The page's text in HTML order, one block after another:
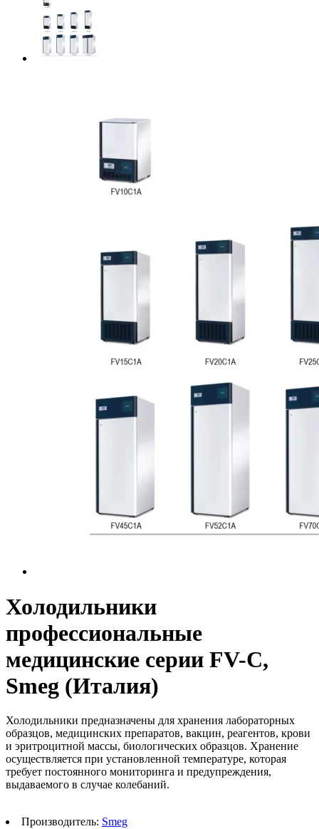
Холодильники
профессиональные
медицинские серии FV-C,
Smeg (Италия)
Холодильники предназначены для хранения лабораторных
образцов, медицинских препаратов, вакцин, реагентов, крови
и эритроцитной массы, биологических образцов. Хранение
осуществляется при установленной температуре, которая
требует постоянного мониторинга и предупреждения,
выдаваемого в случае колебаний.
Производитель: Smeg